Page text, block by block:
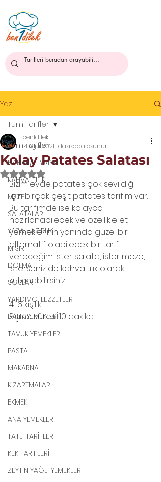
Yazı
Tüm Tarifler
BAHARAT YAPIMI
KAHVALTILIK
MEZE
SALATALAR
YAZA HAZIRLIK
MISIR
DOLMA
SOSLAR
YARDIMCI LEZZETLER
BALIK YEMEKLERİ
TAVUK YEMEKLERİ
PASTA
MAKARNA
KIZARTMALAR
EKMEK
ANA YEMEKLER
TATLI TARİFLER
KEK TARİFLERİ
ZEYTİN YAĞLI YEMEKLER
Tüm Tarifler
Kolay Patates Salatası
ben1dilek
14 Ağu 20211 dakikada okunur
5 üzerinden NaN yıldız
Bizim evde patates çok sevildiği
için birçok çeşit patates tarifim var.
Bu tarifimde ise kolayca
hazırlanabilecek ve özellikle et
yemeklerinin yanında güzel bir
alternatif olabilecek bir tarif
vereceğim. İster salata, ister meze,
isterseniz de kahvaltılık olarak
kullanabilirsiniz.
4-6 kişilik
Pişme süresi: 10 dakika